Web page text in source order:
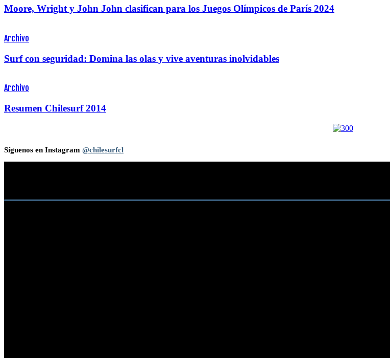
Moore, Wright y John John clasifican para los Juegos Olímpicos de París 2024
Archivo
Surf con seguridad: Domina las olas y vive aventuras inolvidables
Archivo
Resumen Chilesurf 2014
Síguenos en Instagram @chilesurfcl